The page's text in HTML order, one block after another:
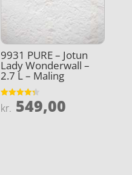
9931 PURE – Jotun
Lady Wonderwall –
2.7 L – Maling
Vurderet
4.3
kr. 549,00